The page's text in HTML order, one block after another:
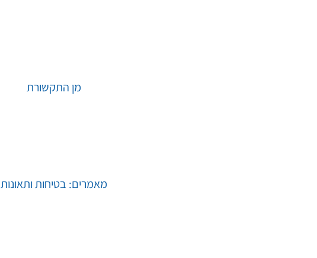
מן התקשורת
מאמרים: בטיחות ותאונות